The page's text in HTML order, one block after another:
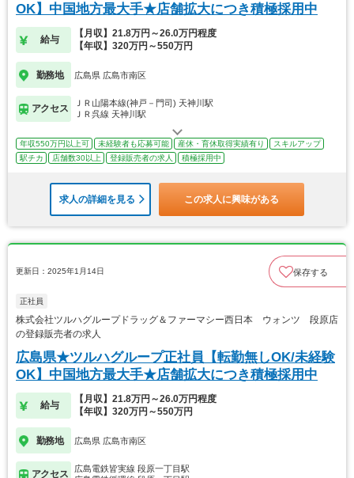
OK】中国地方最大手★店舗拡大につき積極採用中
給与
【月収】21.8万円～26.0万円程度
【年収】320万円～550万円
勤務地 広島県 広島市南区
アクセス
ＪＲ山陽本線(神戸－門司) 天神川駅
ＪＲ呉線 天神川駅
年収550万円以上可 未経験者も応募可能 産休・育休取得実績有り
スキルアップ
駅チカ
店舗数30以上 登録販売者の求人 積極採用中
求人の詳細を見る この求人に興味がある
更新日：2025年1月14日 保存する
正社員
株式会社ツルハグループドラッグ＆ファーマシー西日本 ウォンツ 段原店
の登録販売者の求人
広島県★ツルハグループ正社員【転勤無しOK/未経験
OK】中国地方最大手★店舗拡大につき積極採用中
給与
【月収】21.8万円～26.0万円程度
【年収】320万円～550万円
勤務地 広島県 広島市南区
アクセス
広島電鉄皆実線 段原一丁目駅